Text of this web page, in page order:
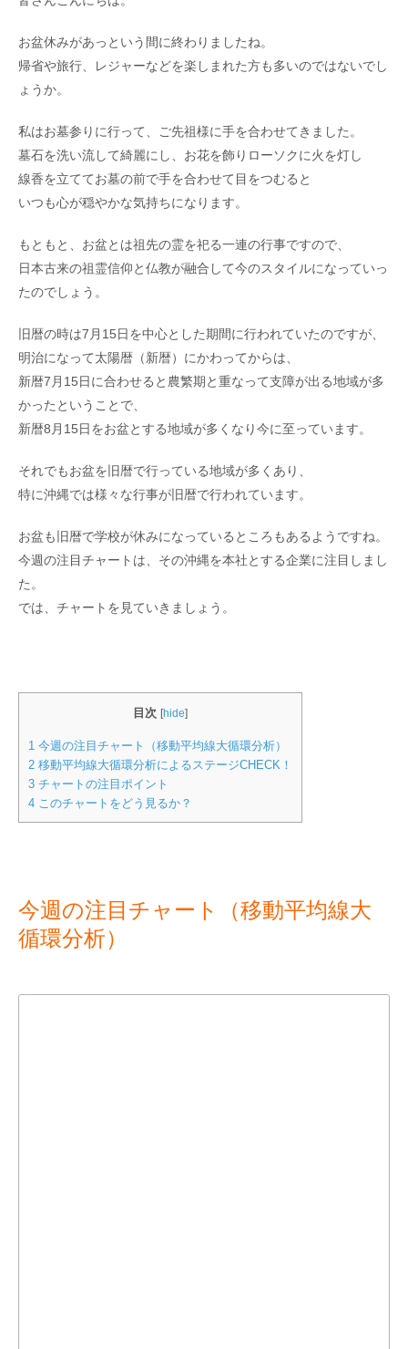
お盆休みがあっという間に終わりましたね。
帰省や旅行、レジャーなどを楽しまれた方も多いのではないでし
ょうか。
私はお墓参りに行って、ご先祖様に手を合わせてきました。
墓石を洗い流して綺麗にし、お花を飾りローソクに火を灯し
線香を立ててお墓の前で手を合わせて目をつむると
いつも心が穏やかな気持ちになります。
もともと、お盆とは祖先の霊を祀る一連の行事ですので、
日本古来の祖霊信仰と仏教が融合して今のスタイルになっていっ
たのでしょう。
旧暦の時は7月15日を中心とした期間に行われていたのですが、
明治になって太陽暦（新暦）にかわってからは、
新暦7月15日に合わせると農繁期と重なって支障が出る地域が多
かったということで、
新暦8月15日をお盆とする地域が多くなり今に至っています。
それでもお盆を旧暦で行っている地域が多くあり、
特に沖縄では様々な行事が旧暦で行われています。
お盆も旧暦で学校が休みになっているところもあるようですね。
今週の注目チャートは、その沖縄を本社とする企業に注目しまし
た。
では、チャートを見ていきましょう。
目次 [hide]
1 今週の注目チャート（移動平均線大循環分析）
2 移動平均線大循環分析によるステージCHECK！
3 チャートの注目ポイント
4 このチャートをどう見るか？
今週の注目チャート（移動平均線大
循環分析）